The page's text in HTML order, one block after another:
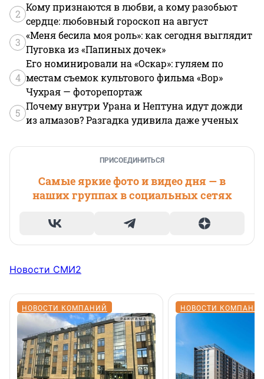
2
Кому признаются в любви, а кому разобьют
сердце: любовный гороскоп на август
3
«Меня бесила моя роль»: как сегодня выглядит
Пуговка из «Папиных дочек»
4
Его номинировали на «Оскар»: гуляем по
местам съемок культового фильма «Вор»
Чухрая — фоторепортаж
5
Почему внутри Урана и Нептуна идут дожди
из алмазов? Разгадка удивила даже ученых
ПРИСОЕДИНИТЬСЯ
Самые яркие фото и видео дня — в
наших группах в социальных сетях
Новости СМИ2
НОВОСТИ КОМПАНИЙ НОВОСТИ